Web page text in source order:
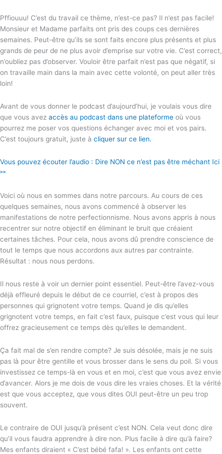
Pffiouuu! C’est du travail ce thème, n’est-ce pas? Il n’est pas facile!
Monsieur et Madame parfaits ont pris des coups ces dernières
semaines. Peut-être qu’ils se sont faits encore plus présents et plus
grands de peur de ne plus avoir d’emprise sur votre vie. C’est correct,
n’oubliez pas d’observer. Vouloir être parfait n’est pas que négatif, si
on travaille main dans la main avec cette volonté, on peut aller très
loin!
Avant de vous donner le podcast d’aujourd’hui, je voulais vous dire
que vous avez accès au podcast dans une plateforme où vous
pourrez me poser vos questions échanger avec moi et vos pairs.
C’est toujours gratuit, juste à cliquer sur ce lien.
Vous pouvez écouter l’audio : Dire NON ce n’est pas être méchant Ici
˃˃
Voici où nous en sommes dans notre parcours. Au cours de ces
quelques semaines, nous avons commencé à observer les
manifestations de notre perfectionnisme. Nous avons appris à nous
recentrer sur notre objectif en éliminant le bruit que créaient
certaines tâches. Pour cela, nous avons dû prendre conscience de
tout le temps que nous accordons aux autres par contrainte.
Résultat : nous nous perdons.
Il nous reste à voir un dernier point essentiel. Peut-être l’avez-vous
déjà effleuré depuis le début de ce courriel, c’est à propos des
personnes qui grignotent votre temps. Quand je dis qu’elles
grignotent votre temps, en fait c’est faux, puisque c’est vous qui leur
offrez gracieusement ce temps dès qu’elles le demandent.
Ça fait mal de s’en rendre compte? Je suis désolée, mais je ne suis
pas là pour être gentille et vous brosser dans le sens du poil. Si vous
investissez ce temps-là en vous et en moi, c’est que vous avez envie
d’avancer. Alors je me dois de vous dire les vraies choses. Et la vérité
est que vous acceptez, que vous dites OUI peut-être un peu trop
souvent.
Le contraire de OUI jusqu’à présent c’est NON. Cela veut donc dire
qu’il vous faudra apprendre à dire non. Plus facile à dire qu’à faire?
Mes enfants diraient « C’est bébé fafa! ». Les enfants ont cette